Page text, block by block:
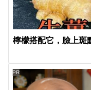
檸檬搭配它，臉上斑
PR